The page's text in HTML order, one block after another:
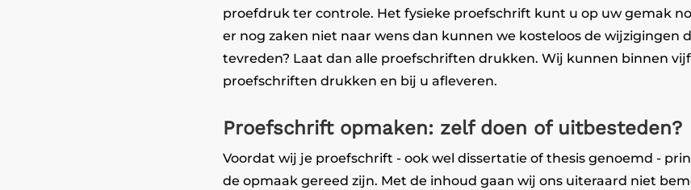
proefdruk ter controle. Het fysieke proefschrift kunt u op uw gemak
er nog zaken niet naar wens dan kunnen we kosteloos de wijzigingen
tevreden? Laat dan alle proefschriften drukken. Wij kunnen binnen
proefschriften drukken en bij u afleveren.
Proefschrift opmaken: zelf doen of uitbesteden?
Voordat wij je proefschrift - ook wel dissertatie of thesis genoemd -
de opmaak gereed zijn. Met de inhoud gaan wij ons uiteraard niet